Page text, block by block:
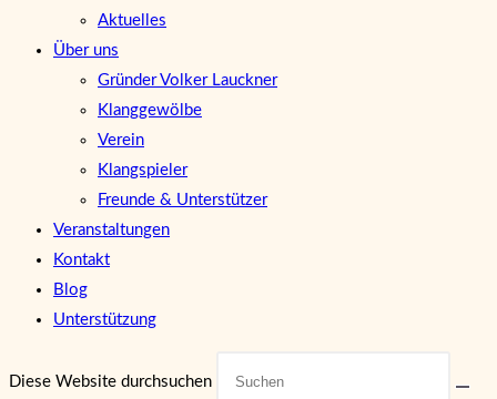
Aktuelles
Über uns
Gründer Volker Lauckner
Klanggewölbe
Verein
Klangspieler
Freunde & Unterstützer
Veranstaltungen
Kontakt
Blog
Unterstützung
Diese Website durchsuchen